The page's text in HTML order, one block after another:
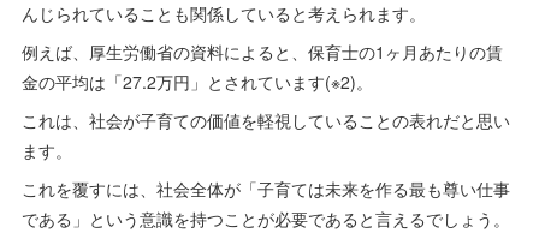
んじられていることも関係していると考えられます。
例えば、厚生労働省の資料によると、保育士の1ヶ月あたりの賃
金の平均は「27.2万円」とされています(※2)。
これは、社会が子育ての価値を軽視していることの表れだと思い
ます。
これを覆すには、社会全体が「子育ては未来を作る最も尊い仕事
である」という意識を持つことが必要であると言えるでしょう。